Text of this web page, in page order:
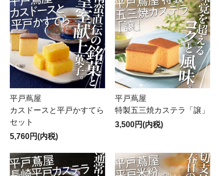
平戸蔦屋
カスドースと平戸かすてら
セット
5,760円(内税)
平戸蔦屋
特製五三焼カステラ「譲」
3,500円(内税)